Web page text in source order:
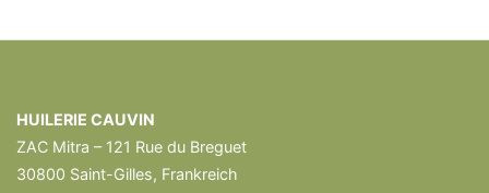
HUILERIE CAUVIN
ZAC Mitra – 121 Rue du Breguet
30800 Saint-Gilles, Frankreich